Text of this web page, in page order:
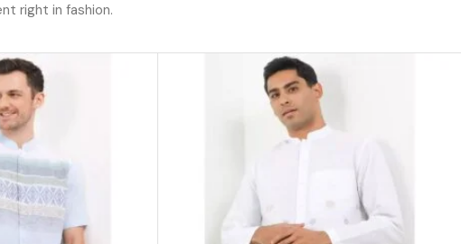
right in fashion.